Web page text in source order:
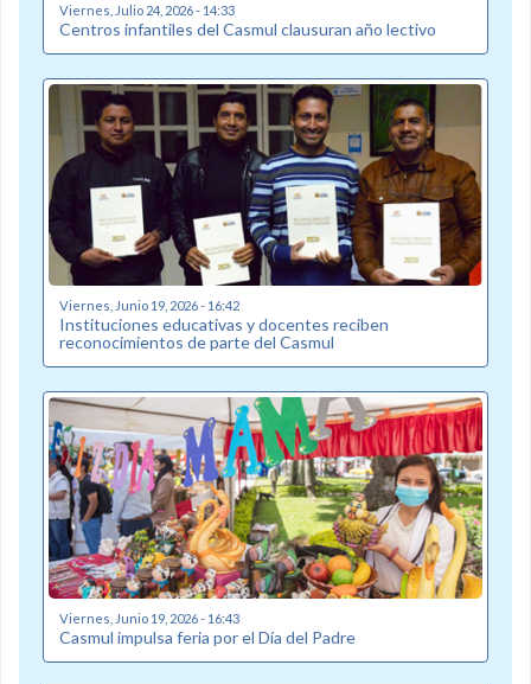
Viernes, Julio 24, 2026 - 14:33
Centros infantiles del Casmul clausuran año lectivo
Viernes, Junio 19, 2026 - 16:42
Instituciones educativas y docentes reciben
reconocimientos de parte del Casmul
Viernes, Junio 19, 2026 - 16:43
Casmul impulsa feria por el Día del Padre